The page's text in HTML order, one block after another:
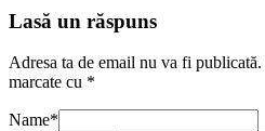
Lasă un răspuns
Adresa ta de email nu va fi publicată.
marcate cu *
Name*